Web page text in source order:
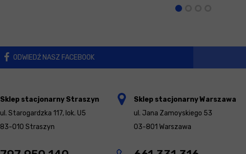
ODWIEDŹ NASZ FACEBOOK
Sklep stacjonarny Straszyn
ul. Starogardzka 117, lok. U5
83-010 Straszyn
Sklep stacjonarny Warszawa
ul. Jana Zamoyskiego 53
03-801 Warszawa